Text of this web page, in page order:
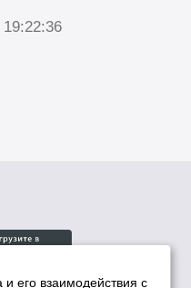
его взаимодействия с